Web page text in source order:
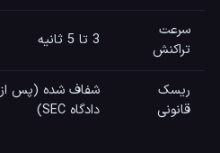
سرعت
تراکنش
3 تا 5 ثانیه
ریسک
قانونی
شفاف شده (پس از
دادگاه SEC)